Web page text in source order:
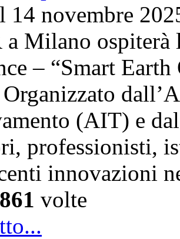
14 novembre
a Milano
– “Smart
(AIT) e
professionisti,
innovazioni
volte